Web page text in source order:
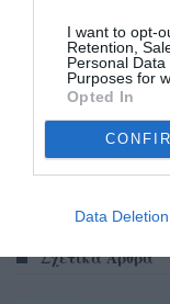
I want to opt-
Retention,
Personal
Purposes for
Opted In
Data Deletion
Σχετικά Άρθρα